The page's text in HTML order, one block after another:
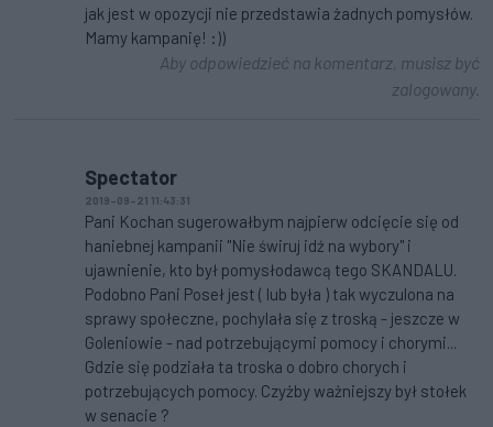
jak jest w opozycji nie przedstawia żadnych pomysłów.
Mamy kampanię! :))
Aby odpowiedzieć na komentarz, musisz być
zalogowany.
Spectator
2019-09-21 11:43:31
Pani Kochan sugerowałbym najpierw odcięcie się od
haniebnej kampanii "Nie świruj idź na wybory" i
ujawnienie, kto był pomysłodawcą tego SKANDALU.
Podobno Pani Poseł jest ( lub była ) tak wyczulona na
sprawy społeczne, pochylała się z troską - jeszcze w
Goleniowie - nad potrzebującymi pomocy i chorymi...
Gdzie się podziała ta troska o dobro chorych i
potrzebujących pomocy. Czyżby ważniejszy był stołek
w senacie ?